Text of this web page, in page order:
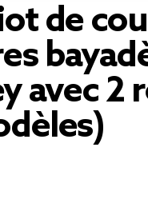
de
avec 2